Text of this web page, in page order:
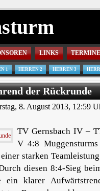
LINKS TERMINE
1 HERREN 2 HERREN 3
der Rückrunde
8. August 2013, 12:59
TV Gernsbach IV –
V 4:8 Muggensturms
starken
diesen 8:4-Sieg
klarer